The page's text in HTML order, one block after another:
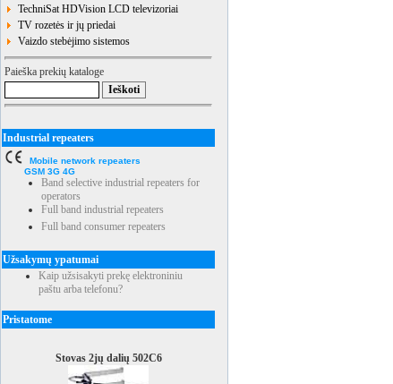
TechniSat HDVision LCD televizoriai
TV rozetės ir jų priedai
Vaizdo stebėjimo sistemos
Paieška prekių kataloge
Industrial repeaters
Mobile network repeaters
GSM 3G 4G
Band selective industrial repeaters for
operators
Full band industrial repeaters
Full band consumer repeaters
Užsakymų ypatumai
Kaip užsisakyti prekę elektroniniu
paštu arba telefonu?
Pristatome
Stovas 2jų dalių 502C6